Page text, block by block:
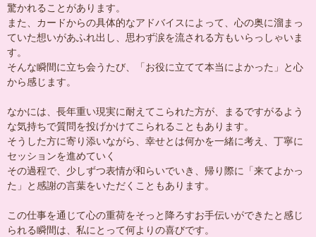
驚かれることがあります。
また、カードからの具体的なアドバイスによって、心の奥に溜まっ
ていた想いがあふれ出し、思わず涙を流される方もいらっしゃいま
す。
そんな瞬間に立ち会うたび、「お役に立てて本当によかった」と心
から感じます。
なかには、長年重い現実に耐えてこられた方が、まるですがるよう
な気持ちで質問を投げかけてこられることもあります。
そうした方に寄り添いながら、幸せとは何かを一緒に考え、丁寧に
セッションを進めていく
その過程で、少しずつ表情が和らいでいき、帰り際に「来てよかっ
た」と感謝の言葉をいただくこともあります。
この仕事を通じて心の重荷をそっと降ろすお手伝いができたと感じ
られる瞬間は、私にとって何よりの喜びです。